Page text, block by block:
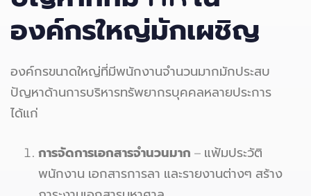
องค์กรใหญ่มักเผชิญ
องค์กรขนาดใหญ่ที่มีพนักงานจำนวนมากมักประสบ
ปัญหาด้านการบริหารทรัพยากรบุคคลหลายประการ
ได้แก่
การจัดการเอกสารจำนวนมาก – แฟ้มประวัติ
พนักงาน เอกสารการลา และรายงานต่างๆ สร้าง